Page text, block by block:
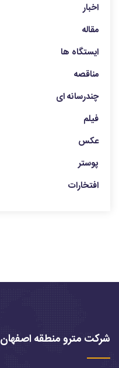
اخبار
مقاله
ایستگاه ها
مناقصه
چندرسانه ای
فیلم
عکس
پوستر
افتخارات
شرکت مترو منطقه اصفهان